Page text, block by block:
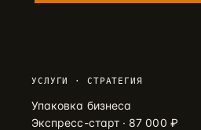
УСЛУГИ · СТРАТЕГИЯ
Упаковка бизнеса
Экспресс-старт · 87 000 ₽